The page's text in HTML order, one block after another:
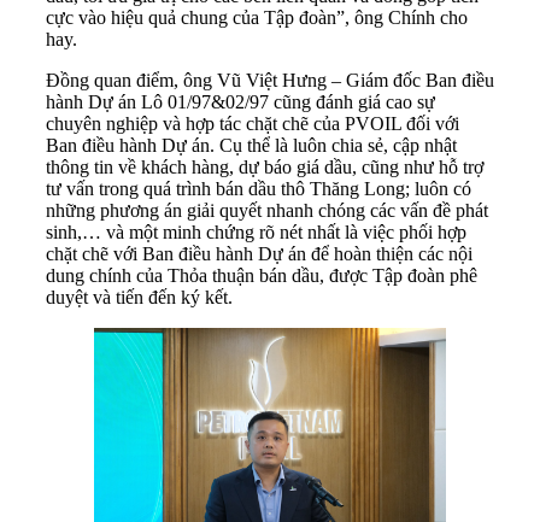
cực vào hiệu quả chung của Tập đoàn”, ông Chính cho
hay.
Đồng quan điểm, ông Vũ Việt Hưng – Giám đốc Ban điều
hành Dự án Lô 01/97&02/97 cũng đánh giá cao sự
chuyên nghiệp và hợp tác chặt chẽ của PVOIL đối với
Ban điều hành Dự án. Cụ thể là luôn chia sẻ, cập nhật
thông tin về khách hàng, dự báo giá dầu, cũng như hỗ trợ
tư vấn trong quá trình bán dầu thô Thăng Long; luôn có
những phương án giải quyết nhanh chóng các vấn đề phát
sinh,… và một minh chứng rõ nét nhất là việc phối hợp
chặt chẽ với Ban điều hành Dự án để hoàn thiện các nội
dung chính của Thỏa thuận bán dầu, được Tập đoàn phê
duyệt và tiến đến ký kết.